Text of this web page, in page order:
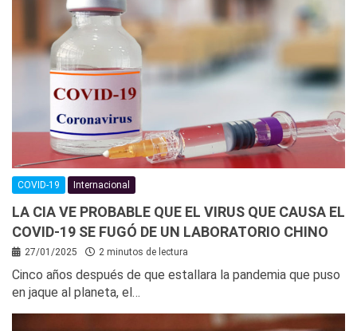
COVID-19 Internacional
LA CIA VE PROBABLE QUE EL VIRUS QUE CAUSA EL
COVID-19 SE FUGÓ DE UN LABORATORIO CHINO
27/01/2025 2 minutos de lectura
Cinco años después de que estallara la pandemia que puso
en jaque al planeta, el…